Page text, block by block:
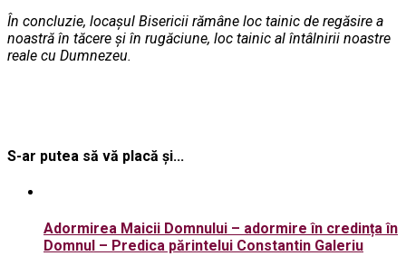
În concluzie, locaşul Bisericii rămâne loc tainic de regăsire a
noastră în tăcere şi în rugăciune, loc tainic al întâlnirii noastre
reale cu Dumnezeu.
S-ar putea să vă placă și...
Adormirea Maicii Domnului – adormire în credința în
Domnul – Predica părintelui Constantin Galeriu